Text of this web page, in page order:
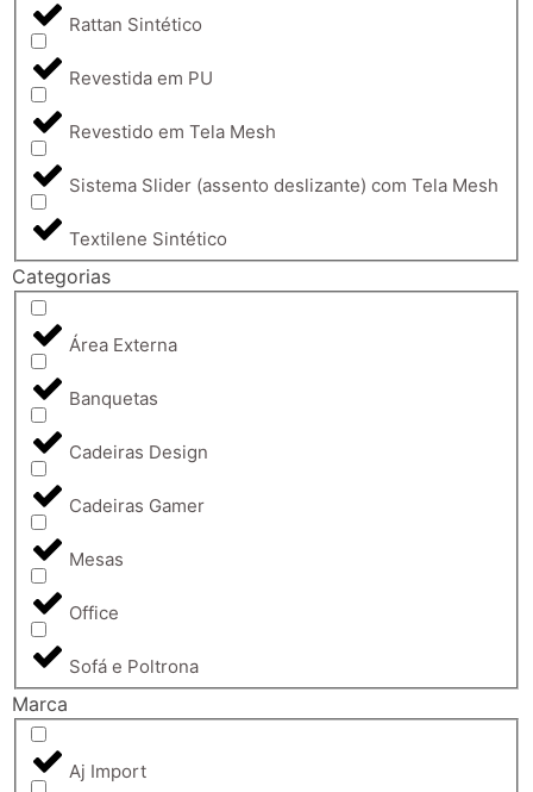
Rattan Sintético
Revestida em PU
Revestido em Tela Mesh
Sistema Slider (assento deslizante) com Tela Mesh
Textilene Sintético
Categorias
Área Externa
Banquetas
Cadeiras Design
Cadeiras Gamer
Mesas
Office
Sofá e Poltrona
Marca
Aj Import